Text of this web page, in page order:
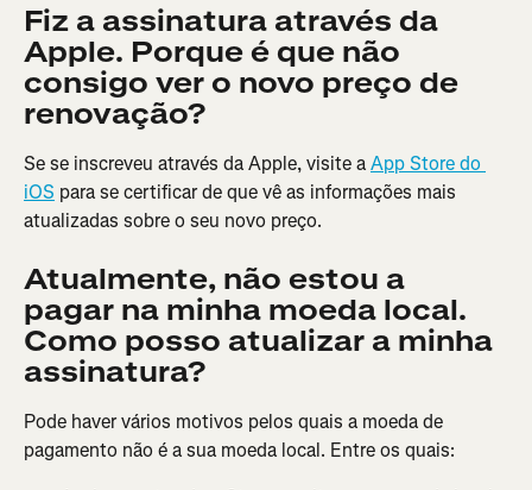
Fiz a assinatura através da
Apple. Porque é que não
consigo ver o novo preço de
renovação?
Se se inscreveu através da Apple, visite a App Store do
iOS para se certificar de que vê as informações mais
atualizadas sobre o seu novo preço.
Atualmente, não estou a
pagar na minha moeda local.
Como posso atualizar a minha
assinatura?
Pode haver vários motivos pelos quais a moeda de
pagamento não é a sua moeda local. Entre os quais: